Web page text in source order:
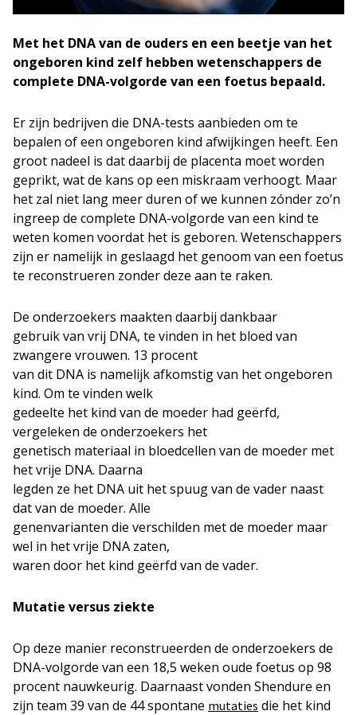
Met het DNA van de ouders en een beetje van het
ongeboren kind zelf hebben wetenschappers de
complete DNA-volgorde van een foetus bepaald.
Er zijn bedrijven die DNA-tests aanbieden om te
bepalen of een ongeboren kind afwijkingen heeft. Een
groot nadeel is dat daarbij de placenta moet worden
geprikt, wat de kans op een miskraam verhoogt. Maar
het zal niet lang meer duren of we kunnen zónder zo’n
ingreep de complete DNA-volgorde van een kind te
weten komen voordat het is geboren. Wetenschappers
zijn er namelijk in geslaagd het genoom van een foetus
te reconstrueren zonder deze aan te raken.
De onderzoekers maakten daarbij dankbaar
gebruik van vrij DNA, te vinden in het bloed van
zwangere vrouwen. 13 procent
van dit DNA is namelijk afkomstig van het ongeboren
kind. Om te vinden welk
gedeelte het kind van de moeder had geërfd,
vergeleken de onderzoekers het
genetisch materiaal in bloedcellen van de moeder met
het vrije DNA. Daarna
legden ze het DNA uit het spuug van de vader naast
dat van de moeder. Alle
genenvarianten die verschilden met de moeder maar
wel in het vrije DNA zaten,
waren door het kind geërfd van de vader.
Mutatie versus ziekte
Op deze manier reconstrueerden de onderzoekers de
DNA-volgorde van een 18,5 weken oude foetus op 98
procent nauwkeurig. Daarnaast vonden Shendure en
zijn team 39 van de 44 spontane mutaties die het kind